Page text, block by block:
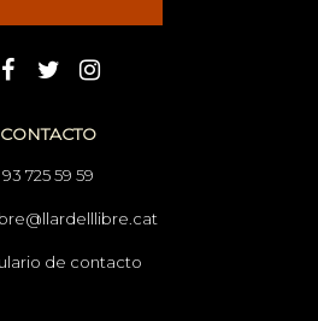
CONTACTO
93 725 59 59
de contacto